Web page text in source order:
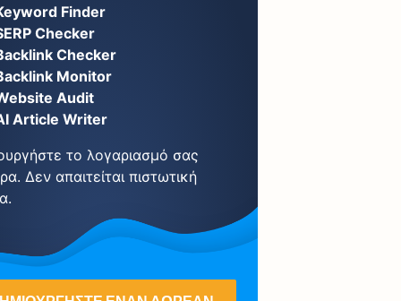
Finder
Checker
Checker
Monitor
Audit
Article Writer
το λογαριασμό σας
Δεν απαιτείται πιστωτική